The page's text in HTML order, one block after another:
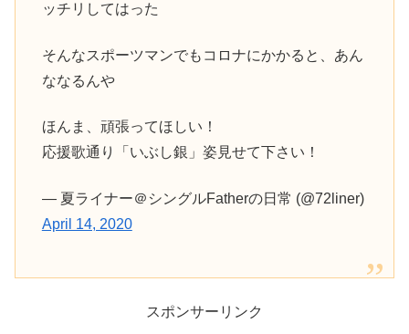
ッチリしてはった
そんなスポーツマンでもコロナにかかると、あん
ななるんや
ほんま、頑張ってほしい！
応援歌通り「いぶし銀」姿見せて下さい！
— 夏ライナー＠シングルFatherの日常 (@72liner)
April 14, 2020
スポンサーリンク